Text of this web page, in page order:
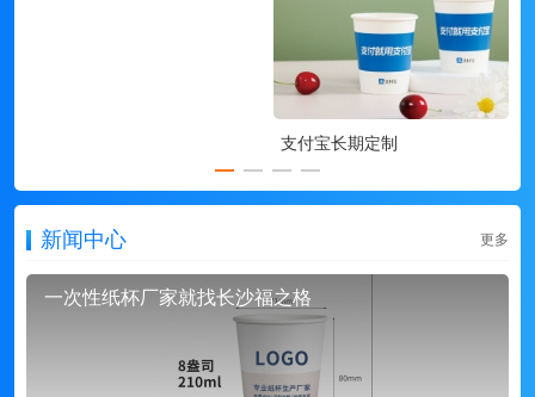
支付宝长期定制
新闻中心 更多
一次性纸杯厂家就找长沙福之格